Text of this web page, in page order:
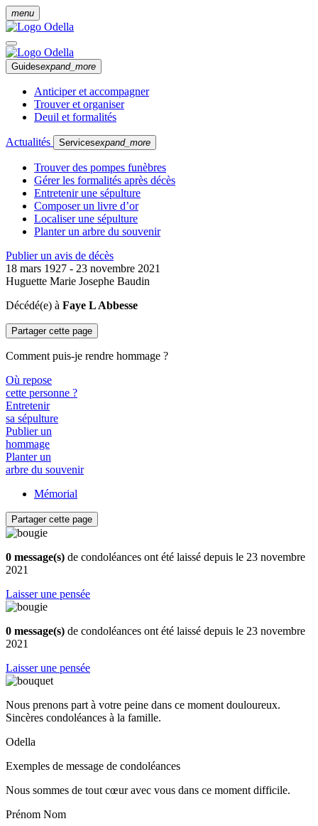
menu
Guidesexpand_more
Anticiper et accompagner
Trouver et organiser
Deuil et formalités
Actualités Servicesexpand_more
Trouver des pompes funèbres
Gérer les formalités après décès
Entretenir une sépulture
Composer un livre d’or
Localiser une sépulture
Planter un arbre du souvenir
Publier un avis de décès
18 mars 1927 - 23 novembre 2021
Huguette Marie Josephe Baudin
Décédé(e) à Faye L Abbesse
Partager cette page
Comment puis-je rendre hommage ?
Où repose
cette personne ?
Entretenir
sa sépulture
Publier un
hommage
Planter un
arbre du souvenir
Mémorial
Partager cette page
0 message(s) de condoléances ont été laissé depuis le 23 novembre
2021
Laisser une pensée
0 message(s) de condoléances ont été laissé depuis le 23 novembre
2021
Laisser une pensée
Nous prenons part à votre peine dans ce moment douloureux.
Sincères condoléances à la famille.
Odella
Exemples de message de condoléances
Nous sommes de tout cœur avec vous dans ce moment difficile.
Prénom Nom